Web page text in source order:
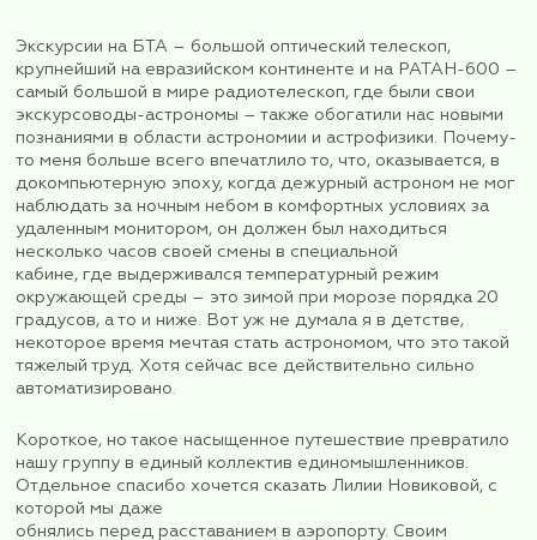
Коротенькое практически 4-дневное
вобрало в себя и бурные горные реки, и
бездонные озера, и высокие горы, и подъем к
на канатных дорогах, и джипинг по юго-
горы Шоана, и национальную кавказскую кухню
ароматными хычинами, и современную мечеть, и
христианский храм X века, и место древней
Аланского царства, и телескопы мирового
(радиотелескоп «ухо планеты» и оптический
планеты»), и трогательное кормление
Тебердинском заповеднике, и незабываемый
сложности» как никак) к наскальному образу –
«Спасу Нерукотворному», обнаруженному в
гроте хребта Мицешта, и написание
которого ученые относят к X-XII вв. А еще нас